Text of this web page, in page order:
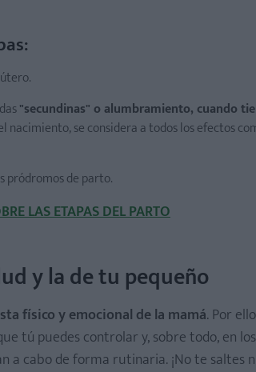
"secundinas" o alumbramiento, cuando
nacimiento, se considera a todos los efectos
pródromos de parto.
LAS ETAPAS DEL PARTO
y la de tu pequeño
físico y emocional de la mamá. Por
tú puedes controlar y, sobre todo, en
a cabo de forma rutinaria. ¡No te saltes